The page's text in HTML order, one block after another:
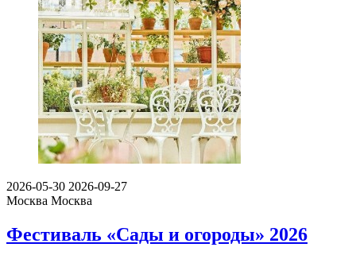
2026-05-30 2026-09-27
Москва Москва
Фестиваль «Сады и огороды» 2026